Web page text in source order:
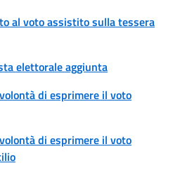
al voto assistito sulla tessera
elettorale aggiunta
di esprimere il voto
di esprimere il voto